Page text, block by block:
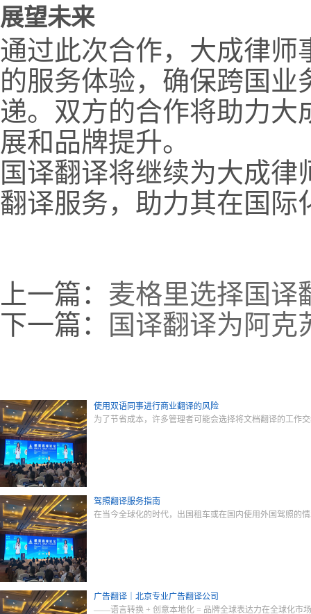
展望未来
通过此次合作，大成律师
的服务体验，确保跨国
递。双方的合作将助力
展和品牌提升。
国译翻译将继续为大成
翻译服务，助力其在国际
上一篇： 麦格里选择国译
下一篇：
国译翻译为阿克
使用双语同事进行商业翻译的风险
为了节省成本，许多管理者可能会选择将文档翻译的工作
驾照翻译服务指南
在当今全球化的时代，出国租车或在国内使用外国驾照的
广告翻译｜北京专业广告翻译公司
——语言转换 + 创意本地化 = 品牌全球表达力在全球化市